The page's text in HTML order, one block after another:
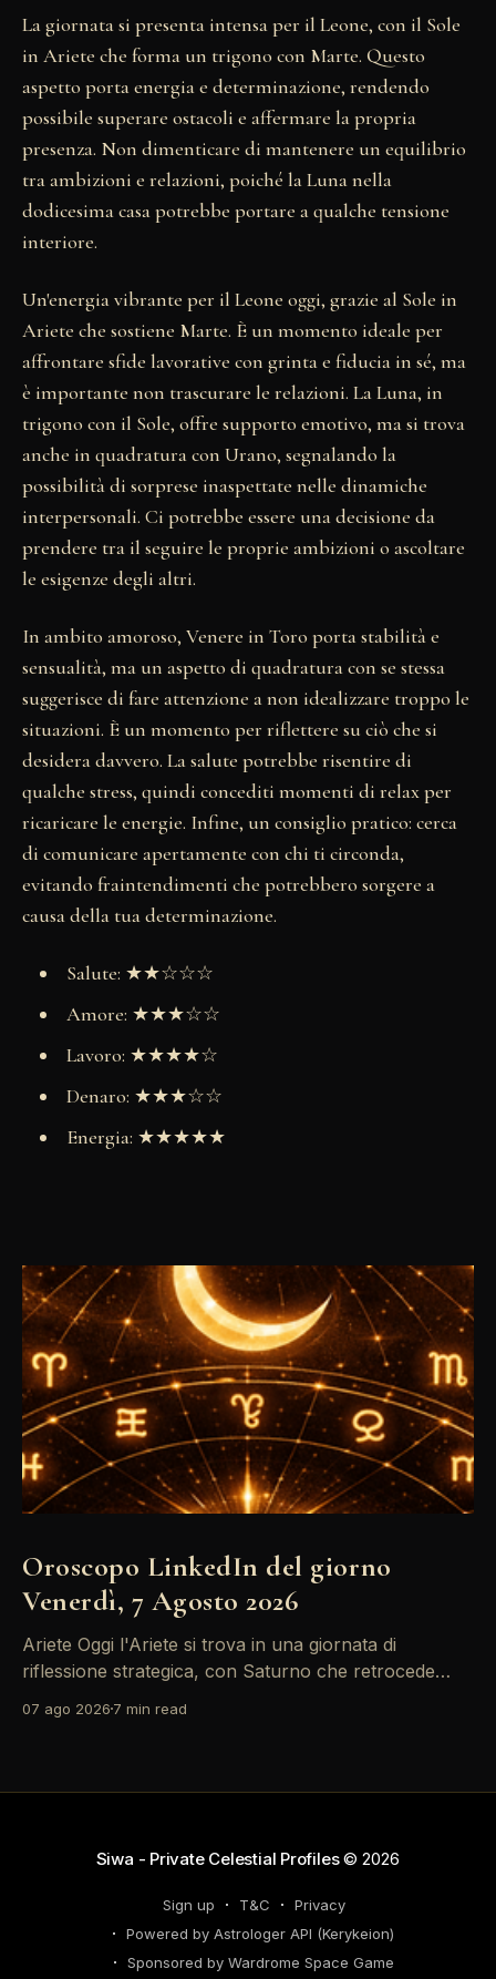
La giornata si presenta intensa per il Leone, con il Sole
in Ariete che forma un trigono con Marte. Questo
aspetto porta energia e determinazione, rendendo
possibile superare ostacoli e affermare la propria
presenza. Non dimenticare di mantenere un equilibrio
tra ambizioni e relazioni, poiché la Luna nella
dodicesima casa potrebbe portare a qualche tensione
interiore.
Un'energia vibrante per il Leone oggi, grazie al Sole in
Ariete che sostiene Marte. È un momento ideale per
affrontare sfide lavorative con grinta e fiducia in sé, ma
è importante non trascurare le relazioni. La Luna, in
trigono con il Sole, offre supporto emotivo, ma si trova
anche in quadratura con Urano, segnalando la
possibilità di sorprese inaspettate nelle dinamiche
interpersonali. Ci potrebbe essere una decisione da
prendere tra il seguire le proprie ambizioni o ascoltare
le esigenze degli altri.
In ambito amoroso, Venere in Toro porta stabilità e
sensualità, ma un aspetto di quadratura con se stessa
suggerisce di fare attenzione a non idealizzare troppo le
situazioni. È un momento per riflettere su ciò che si
desidera davvero. La salute potrebbe risentire di
qualche stress, quindi concediti momenti di relax per
ricaricare le energie. Infine, un consiglio pratico: cerca
di comunicare apertamente con chi ti circonda,
evitando fraintendimenti che potrebbero sorgere a
causa della tua determinazione.
Salute: ★★☆☆☆
Amore: ★★★☆☆
Lavoro: ★★★★☆
Denaro: ★★★☆☆
Energia: ★★★★★
Oroscopo LinkedIn del giorno
Venerdì, 7 Agosto 2026
Ariete Oggi l'Ariete si trova in una giornata di
riflessione strategica, con Saturno che retrocede
riconsiderare il tuo personal brand e l'engagement
07 ago 2026 7 min read
Siwa - Private Celestial Profiles© 2026
Sign up T&C
Privacy
Powered by Astrologer API (Kerykeion)
Sponsored by Wardrome Space Game